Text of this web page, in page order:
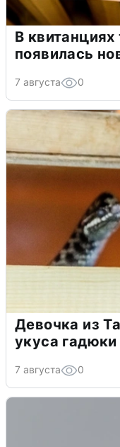
В квитанциях
появилась
7 августа 0
Девочка из
укуса гадюки
7 августа 0